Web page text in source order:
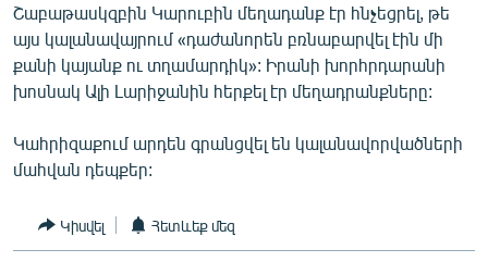
ԱՐԽԻՎ
ՏԵՍԱՆՅՈՒԹԵՐ
ԲԱՆԱՎԵՃ
ՁԳՏԵԼՈՎ ԼԱՎԱԳՈՒՅՆԻՆ
ՓՈԴՔԱՍԹ
Հայերեն
Շաբաթասկզբին Կարուբին մեղադանք էր հնչեցրել, թե
այս կալանավայրում «դաժանորեն բռնաբարվել էին մի
քանի կայանք ու տղամարդիկ»: Իրանի խորհրդարանի
խոսնակ Ալի Լարիջանին հերքել էր մեղադրանքները:
Կահրիզաքում արդեն գրանցվել են կալանավորվածների
մահվան դեպքեր:
Կիսվել Հետևեք մեզ